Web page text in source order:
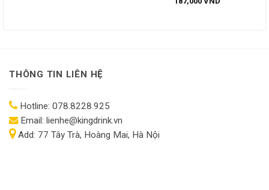
THÔNG TIN LIÊN HỆ
Hotline: 078.8228.925
Email: lienhe@kingdrink.vn
Add: 77 Tây Trà, Hoàng Mai, Hà Nội